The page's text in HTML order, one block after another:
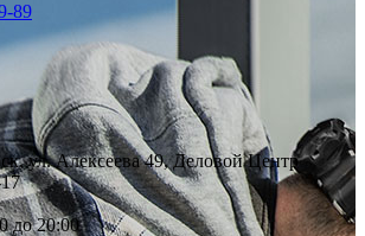
89
ул. Алексеева 49, Деловой Центр
до 20:00